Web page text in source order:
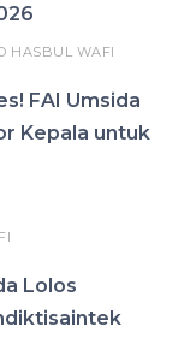
HASBUL WAFI
FAI Umsida
Kepala untuk
Lolos